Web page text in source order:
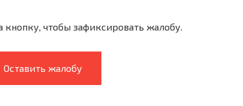
кнопку, чтобы зафиксировать жалобу.
Оставить жалобу